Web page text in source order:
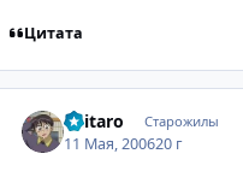
Цитата
Keitaro Старожилы
11 Мая, 200620 г